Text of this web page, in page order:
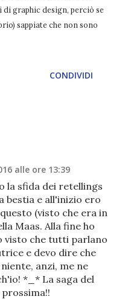
graphic design, perciò se
sappiate che non sono
CONDIVIDI
alle ore 13:39
la sfida dei retellings
bestia e all'inizio ero
(visto che era in
Maas. Alla fine ho
visto che tutti parlano
e devo dire che
anzi, me ne
*_* La saga del